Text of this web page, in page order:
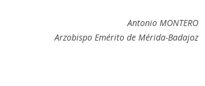
Antonio MONTERO
Arzobispo Emérito de Mérida-Badajoz